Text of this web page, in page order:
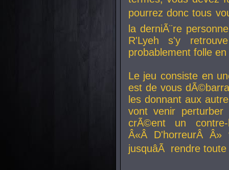
pourrez donc tous
la derniÃ¨re
R'Lyeh s'y
probablement folle
Le jeu consiste en
est de vous
les donnant aux
vont venir perturber
crÃ©ent un
Â«Â D'horreurÂ
jusquâÃ rendre